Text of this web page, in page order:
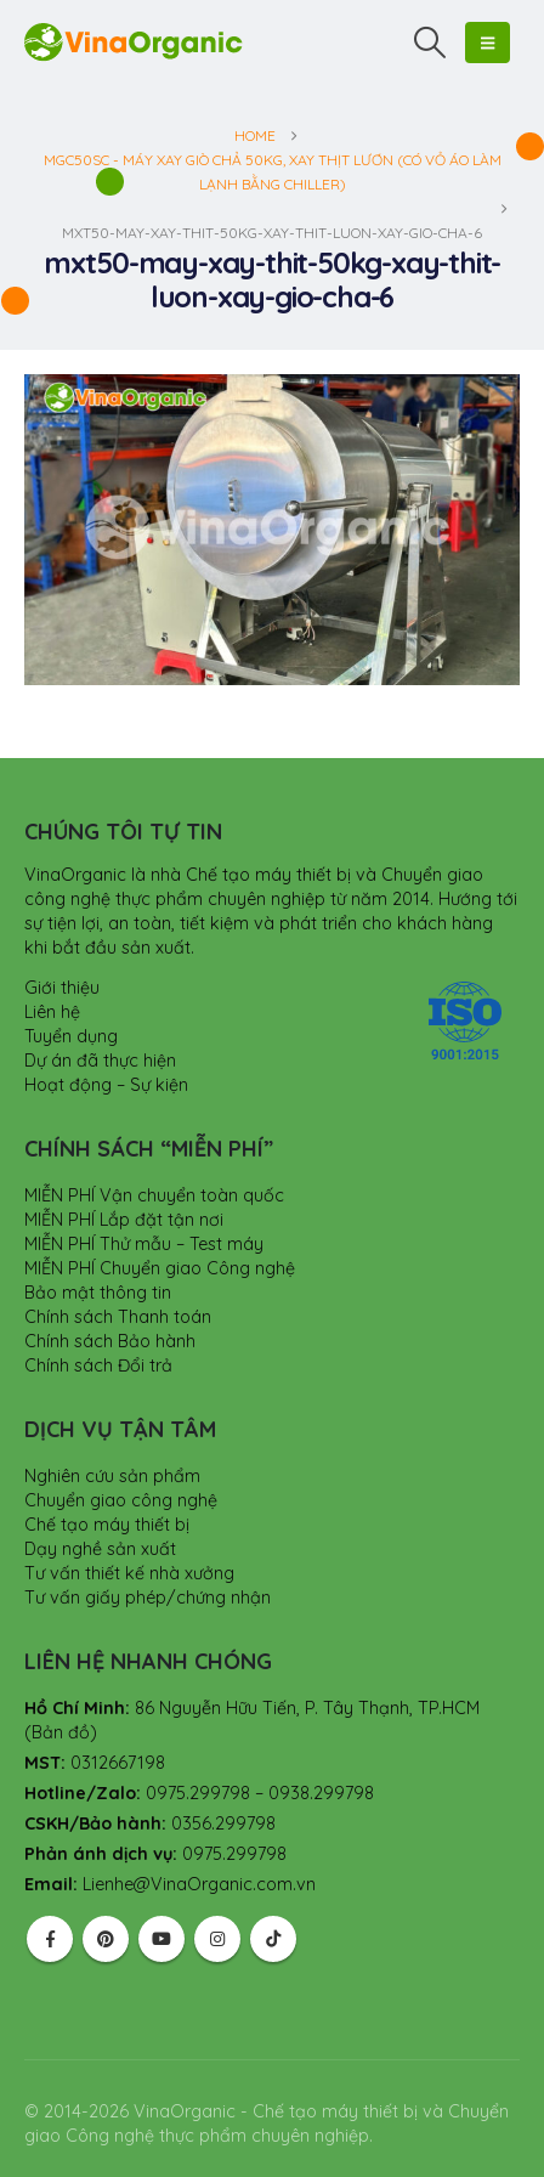
HOME
MGC50SC - MÁY XAY GIÒ CHẢ 50KG, XAY THỊT LƯƠN (CÓ VỎ ÁO LÀM
LẠNH BẰNG CHILLER)
MXT50-MAY-XAY-THIT-50KG-XAY-THIT-LUON-XAY-GIO-CHA-6
mxt50-may-xay-thit-50kg-xay-thit-
luon-xay-gio-cha-6
CHÚNG TÔI TỰ TIN
VinaOrganic là nhà Chế tạo máy thiết bị và Chuyển giao
công nghệ thực phẩm chuyên nghiệp từ năm 2014. Hướng tới
sự tiện lợi, an toàn, tiết kiệm và phát triển cho khách hàng
khi bắt đầu sản xuất.
Giới thiệu
Liên hệ
Tuyển dụng
Dự án đã thực hiện
Hoạt động – Sự kiện
CHÍNH SÁCH “MIỄN PHÍ”
MIỄN PHÍ Vận chuyển toàn quốc
MIỄN PHÍ Lắp đặt tận nơi
MIỄN PHÍ Thử mẫu – Test máy
MIỄN PHÍ Chuyển giao Công nghệ
Bảo mật thông tin
Chính sách Thanh toán
Chính sách Bảo hành
Chính sách Đổi trả
DỊCH VỤ TẬN TÂM
Nghiên cứu sản phẩm
Chuyển giao công nghệ
Chế tạo máy thiết bị
Dạy nghề sản xuất
Tư vấn thiết kế nhà xưởng
Tư vấn giấy phép/chứng nhận
LIÊN HỆ NHANH CHÓNG
Hồ Chí Minh: 86 Nguyễn Hữu Tiến, P. Tây Thạnh, TP.HCM
(Bản đồ)
MST: 0312667198
Hotline/Zalo: 0975.299798 – 0938.299798
CSKH/Bảo hành: 0356.299798
Phản ánh dịch vụ: 0975.299798
Email: Lienhe@VinaOrganic.com.vn
© 2014-2026 VinaOrganic - Chế tạo máy thiết bị và Chuyển
giao Công nghệ thực phẩm chuyên nghiệp.